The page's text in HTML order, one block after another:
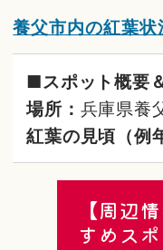
養父市内の紅葉状
■スポット概要
場所： 兵庫県養
紅葉の見頃（例
【周辺
すめス